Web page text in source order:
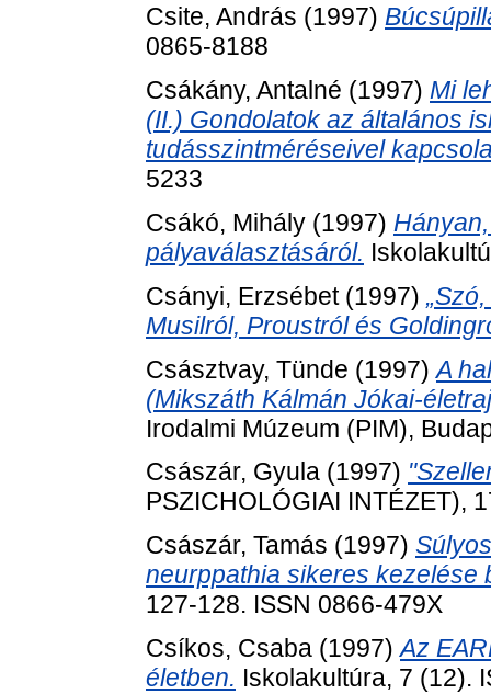
Csite, András (1997)
0865-8188
Csákány, Antalné (1997) Mi
(II.) Gondolatok az általános
tudásszintméréseivel
5233
Csákó, Mihály (1997)
pályaválasztásáról.
Csányi, Erzsébet(1997)
Musilról, Proustról és
Császtvay, Tünde (1997)A
(Mikszáth Kálmán Jókai-
Irodalmi Múzeum (PIM),
Császár, Gyula (1997)
PSZICHOLÓGIAI INTÉZET),
Császár, Tamás (1997)
neurppathia sikeres kezelése
127-128. ISSN 0866-479X
Csíkos, Csaba (1997)Az
életben. Iskolakultúra, 7 (12).